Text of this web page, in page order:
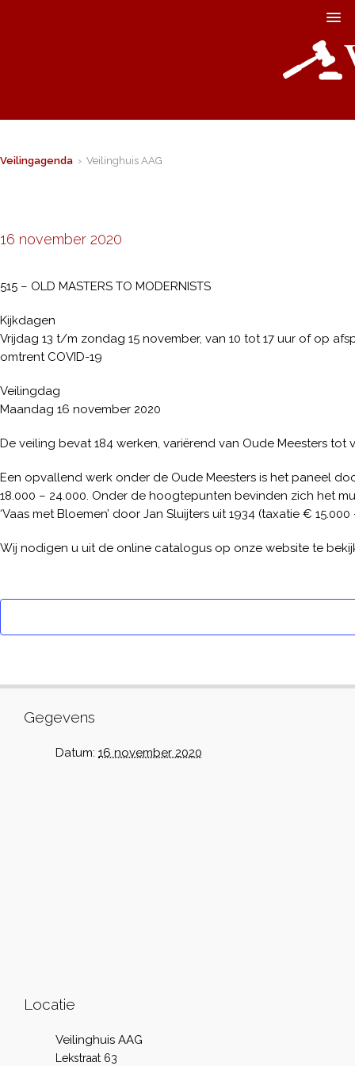
Veilingagenda › Veilinghuis AAG
16 november 2020
515 – OLD MASTERS TO MODERNISTS
Kijkdagen
Vrijdag 13 t/m zondag 15 november, van 10 tot 17 uur of op
omtrent COVID-19
Veilingdag
Maandag 16 november 2020
De veiling bevat 184 werken, variërend van Oude Meesters
Een opvallend werk onder de Oude Meesters is het paneel
18.000 – 24.000. Onder de hoogtepunten bevinden zich het
‘Vaas met Bloemen’ door Jan Sluijters uit 1934 (taxatie € 15.000
Wij nodigen u uit de online catalogus op onze website te
Gegevens
Datum: 16 november 2020
Locatie
Veilinghuis AAG
Lekstraat 63